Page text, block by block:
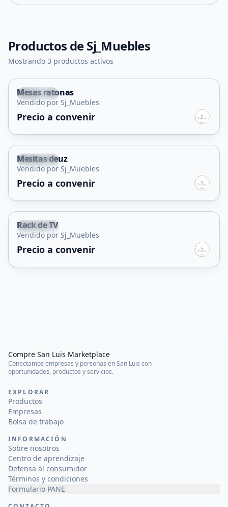
Productos deSj_Muebles
Mostrando 3 productos activos
Arizona
Mesas ratonas
Vendido por Sj_Muebles
Precio a convenir
Arizona
Mesitas deuz
Vendido por Sj_Muebles
Precio a convenir
Arizona
Rack de TV
Vendido por Sj_Muebles
Precio a convenir
Compre San Luis Marketplace
Conectamos empresas y personas en San Luis con
oportunidades, productos y servicios.
EXPLORAR
Productos
Empresas
Bolsa de trabajo
INFORMACIÓN
Sobre nosotros
Centro de aprendizaje
Defensa al consumidor
Términos y condiciones
Formulario PANE